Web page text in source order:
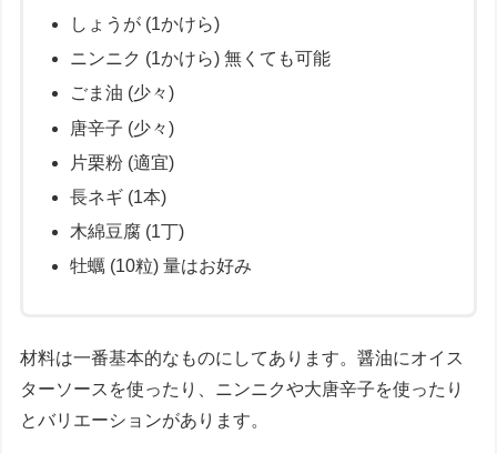
しょうが (1かけら)
ニンニク (1かけら) 無くても可能
ごま油 (少々)
唐辛子 (少々)
片栗粉 (適宜)
長ネギ (1本)
木綿豆腐 (1丁)
牡蠣 (10粒) 量はお好み
材料は一番基本的なものにしてあります。醤油にオイス
ターソースを使ったり、ニンニクや大唐辛子を使ったり
とバリエーションがあります。